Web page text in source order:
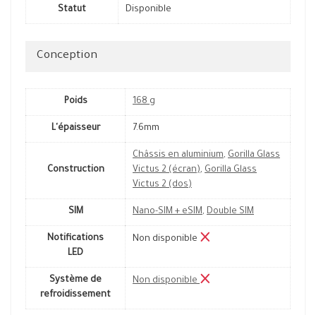
Statut Disponible
Conception
Poids 168 g
L'épaisseur 7.6mm
Construction
Châssis en aluminium, Gorilla Glass
Victus 2 (écran), Gorilla Glass
Victus 2 (dos)
SIM Nano-SIM + eSIM, Double SIM
Notifications
LED
Non disponible
Système de
refroidissement
Non disponible